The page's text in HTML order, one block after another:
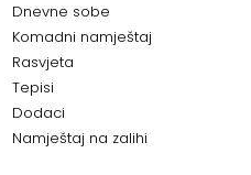
Dnevne sobe
Komadni namještaj
Rasvjeta
Tepisi
Dodaci
Namještaj na zalihi